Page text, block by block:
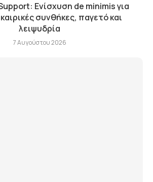
Ενίσχυση de minimis για
συνθήκες, παγετό και
λειψυδρία
7 Αυγούστου 2026